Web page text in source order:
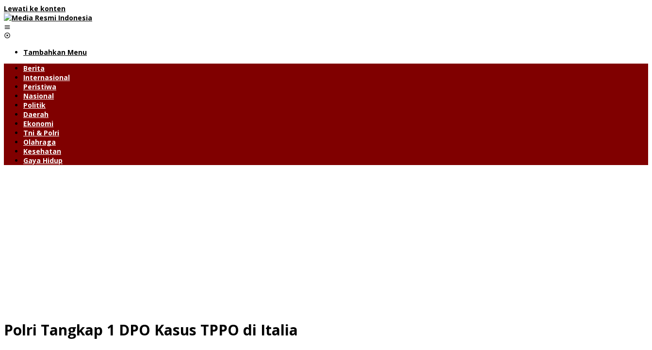
Lewati ke konten
Tambahkan Menu
Berita
Internasional
Peristiwa
Nasional
Politik
Daerah
Ekonomi
Tni & Polri
Olahraga
Kesehatan
Gaya Hidup
Polri Tangkap 1 DPO Kasus TPPO di Italia